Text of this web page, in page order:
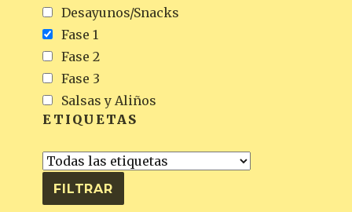
Desayunos/Snacks
Fase 1
Fase 2
Fase 3
Salsas y Aliños
ETIQUETAS